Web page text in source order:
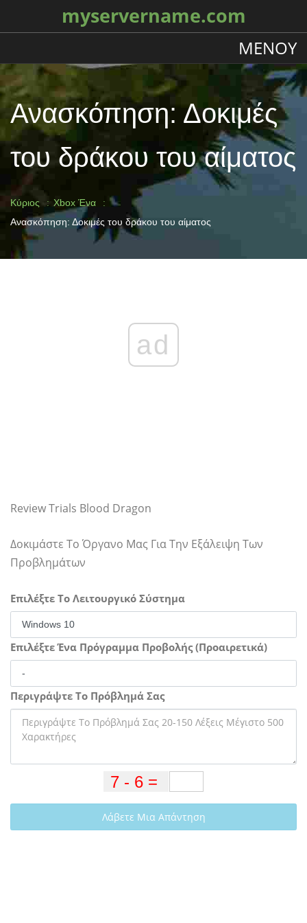
myservername.com
ΜΕΝΟΎ
Ανασκόπηση: Δοκιμές
του δράκου του αίματος
Κύριος
Xbox Ένα
Ανασκόπηση: Δοκιμές του δράκου του αίματος
ad
Review Trials Blood Dragon
Δοκιμάστε Το Όργανο Μας Για Την Εξάλειψη Των
Προβλημάτων
Επιλέξτε Το Λειτουργικό Σύστημα
Επιλέξτε Ένα Πρόγραμμα Προβολής (Προαιρετικά)
Περιγράψτε Το Πρόβλημά Σας
Λάβετε Μια Απάντηση